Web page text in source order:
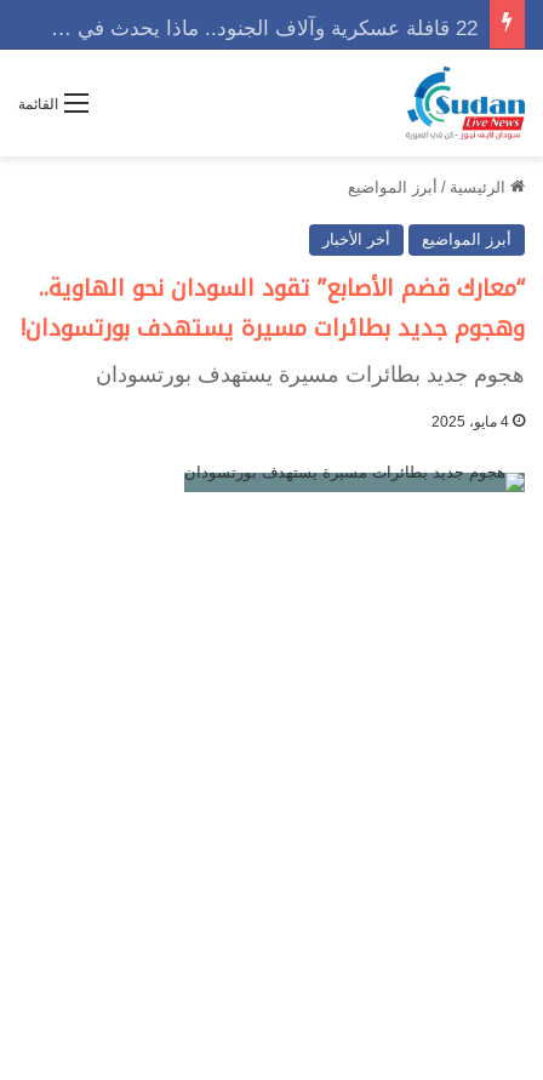
القائمة
الرئيسية / أبرز المواضيع
أبرز المواضيع أخر الأخبار
“معارك قضم الأصابع” تقود السودان نحو الهاوية..
وهجوم جديد بطائرات مسيرة يستهدف بورتسودان!
هجوم جديد بطائرات مسيرة يستهدف بورتسودان
4 مايو، 2025